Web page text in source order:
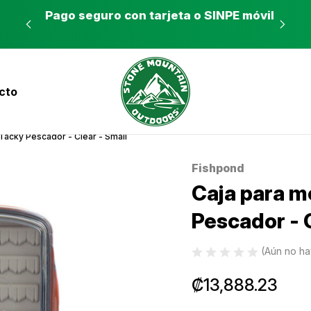
a
Pago seguro con tarjeta o SINPE móvil
a todo el país con Correos de Costa
Pescador - Clear - Small
Fishpond
Caja para
Pescador -
(Aún no
₡13,888.23